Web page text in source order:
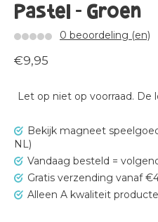
Pastel - Groen
0 beoordeling (en)
€9,95
Let op niet op voorraad. De
Bekijk magneet
NL)
Vandaag besteld =
Gratis verzending vanaf
Alleen A kwaliteit